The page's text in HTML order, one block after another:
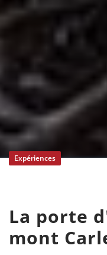
Expériences
La porte
mont